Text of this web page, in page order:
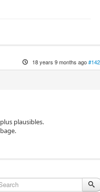
18 years 9 months ago
plausibles.